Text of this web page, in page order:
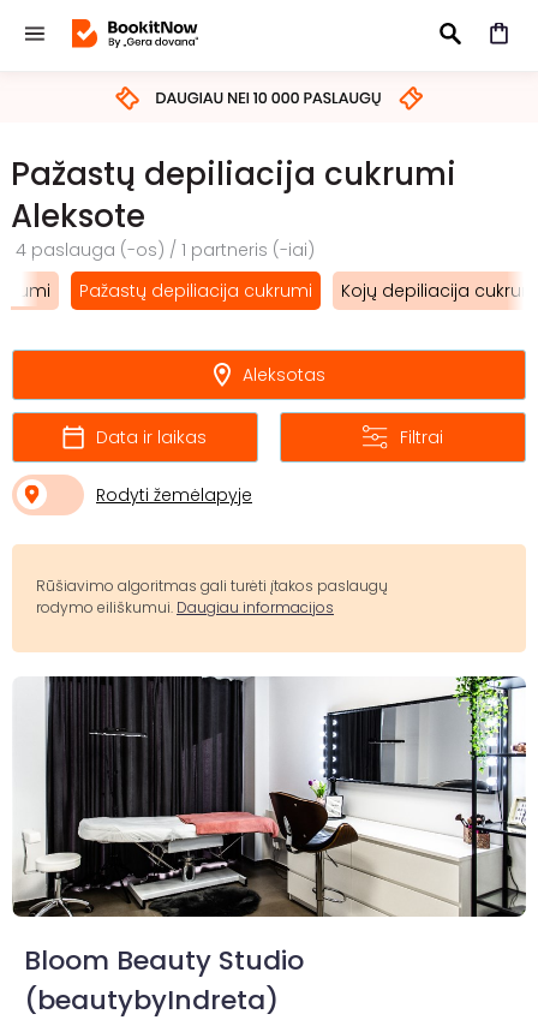
IEŠKOTI
Pažastų depiliacija cukrumi
Aleksote
4 paslauga (-os) / 1 partneris (-iai)
Pažastų depiliacija cukrumi Kojų depiliacija
Aleksotas
Data ir laikas Filtrai
Rodyti žemėlapyje
Rūšiavimo algoritmas gali turėti įtakos paslaugų
rodymo eiliškumui. Daugiau informacijos
Bloom Beauty Studio
(beautybyIndreta)